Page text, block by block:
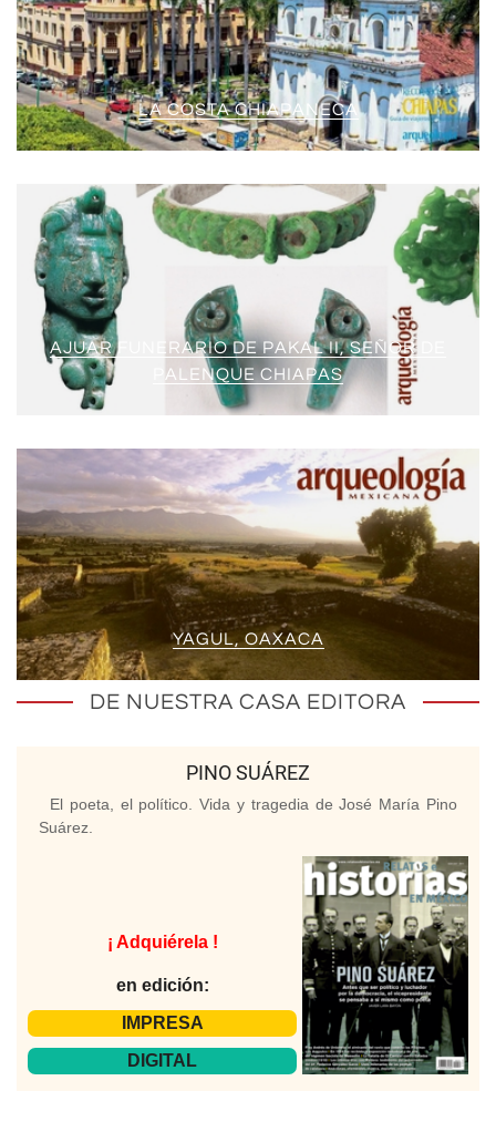
LA COSTA CHIAPANECA
AJUAR FUNERARIO DE PAKAL II, SEÑOR DE
PALENQUE CHIAPAS
YAGUL, OAXACA
DE NUESTRA CASA EDITORA
PINO SUÁREZ
El poeta, el político. Vida y tragedia de José María Pino
Suárez.
¡ Adquiérela !
en edición:
IMPRESA
DIGITAL